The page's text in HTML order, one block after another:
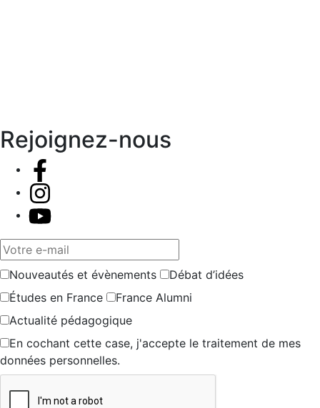
Rejoignez-nous
Votre e-mail
Nouveautés et évènements
Débat d’idées
Études en France
France Alumni
Actualité pédagogique
En cochant cette case, j'accepte le traitement de mes
données personnelles.